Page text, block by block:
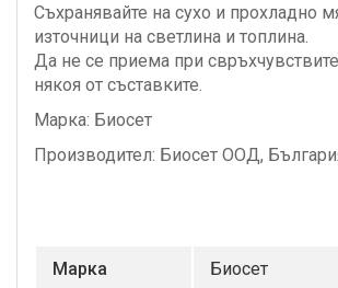
Съхранявайте на сухо и прохладно
източници на светлина и топлина.
Да не се приема при
някоя от съставките.
Марка: Биосет
Производител: Биосет ООД,
Маркa Биосет